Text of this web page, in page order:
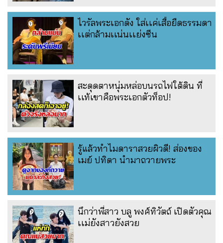
ไวรัลพระเอกดัง ใส่เเค่เสื้อยืดธรรมดา
เเต่กล้ามเเน่นเเย่งซีน
สะดุดตาหนุ่มหล่อบนรถไฟใต้ดิน ที่
เเท้เขาคือพระเอกตัวท็อป!
รู้แล้วทำไมดาราสวยผิวดี! ส่องของ
เมย์ ปทิดา นำมาถวายพระ
นึกว่าพี่สาว บลู พงศ์ทิวัตถ์ เปิดตัวคุณ
เเม่ยังสาวยังสวย